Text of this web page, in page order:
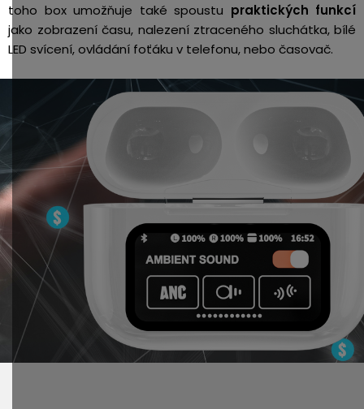
toho box umožňuje také spoustu praktických funkcí
jako zobrazení času, nalezení ztraceného sluchátka, bílé
LED svícení, ovládání foťáku v telefonu, nebo časovač.